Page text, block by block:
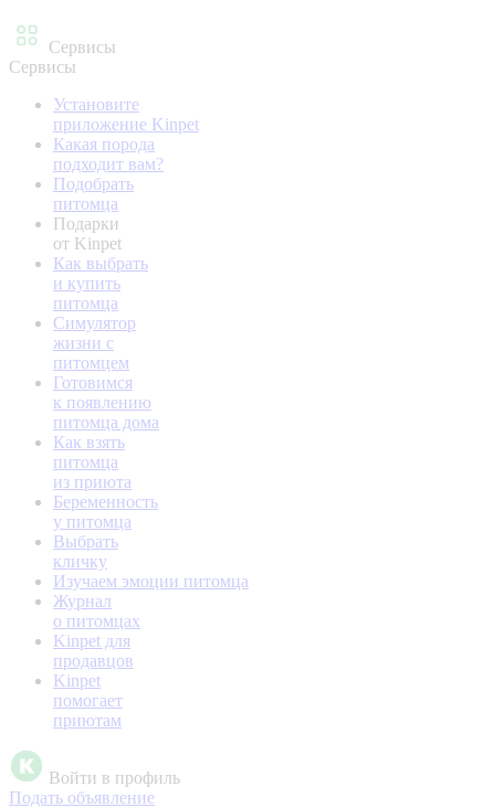
Сервисы
Сервисы
Установите
приложение Kinpet
Какая порода
подходит вам?
Подобрать
питомца
Подарки
от Kinpet
Как выбрать
и купить
питомца
Симулятор
жизни с
питомцем
Готовимся
к появлению
питомца дома
Как взять
питомца
из приюта
Беременность
у питомца
Выбрать
кличку
Изучаем эмоции питомца
Журнал
о питомцах
Kinpet для
продавцов
Kinpet
помогает
приютам
Войти в профиль
Подать объявление